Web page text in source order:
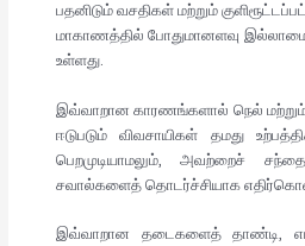
பதனிடும் வசதிகள் மற்றும்
மாகாணத்தில் போதுமானளவு
உள்ளது.
இவ்வாறான காரணங்களால் நெல்
ஈடுபடும் விவசாயிகள் தமது
பெறமுடியாமலும், அவற்றைச்
சவால்களைத் தொடர்ச்சியாக
இவ்வாறான தடைகளைத் தாண்டி,